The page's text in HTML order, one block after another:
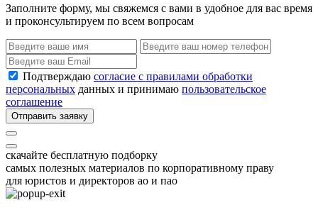
Заполните форму, мы свяжемся с вами в удобное для вас время
и проконсультируем по всем вопросам
Подтверждаю согласие с правилами обработки
персональных данных и принимаю пользовательское
соглашение
Отправить заявку
скачайте бесплатную подборку
самых полезных материалов по корпоративному праву
для юристов и директоров ао и пао